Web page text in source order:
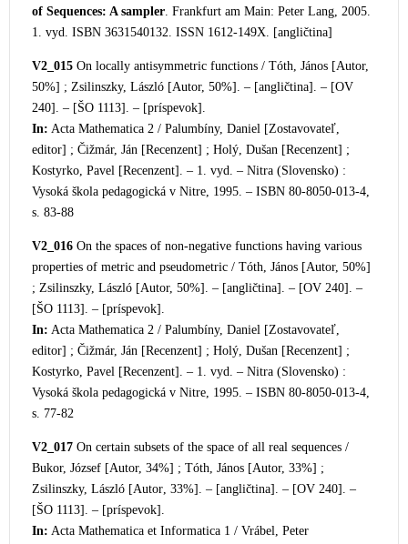
of Sequences: A sampler. Frankfurt am Main: Peter Lang, 2005.
1. vyd. ISBN 3631540132. ISSN 1612-149X. [angličtina]
V2_015 On locally antisymmetric functions / Tóth, János [Autor,
50%] ; Zsilinszky, László [Autor, 50%]. – [angličtina]. – [OV
240]. – [ŠO 1113]. – [príspevok].
In: Acta Mathematica 2 / Palumbíny, Daniel [Zostavovateľ,
editor] ; Čižmár, Ján [Recenzent] ; Holý, Dušan [Recenzent] ;
Kostyrko, Pavel [Recenzent]. – 1. vyd. – Nitra (Slovensko) :
Vysoká škola pedagogická v Nitre, 1995. – ISBN 80-8050-013-4,
s. 83-88
V2_016 On the spaces of non-negative functions having various
properties of metric and pseudometric / Tóth, János [Autor, 50%]
; Zsilinszky, László [Autor, 50%]. – [angličtina]. – [OV 240]. –
[ŠO 1113]. – [príspevok].
In: Acta Mathematica 2 / Palumbíny, Daniel [Zostavovateľ,
editor] ; Čižmár, Ján [Recenzent] ; Holý, Dušan [Recenzent] ;
Kostyrko, Pavel [Recenzent]. – 1. vyd. – Nitra (Slovensko) :
Vysoká škola pedagogická v Nitre, 1995. – ISBN 80-8050-013-4,
s. 77-82
V2_017 On certain subsets of the space of all real sequences /
Bukor, József [Autor, 34%] ; Tóth, János [Autor, 33%] ;
Zsilinszky, László [Autor, 33%]. – [angličtina]. – [OV 240]. –
[ŠO 1113]. – [príspevok].
In: Acta Mathematica et Informatica 1 / Vrábel, Peter